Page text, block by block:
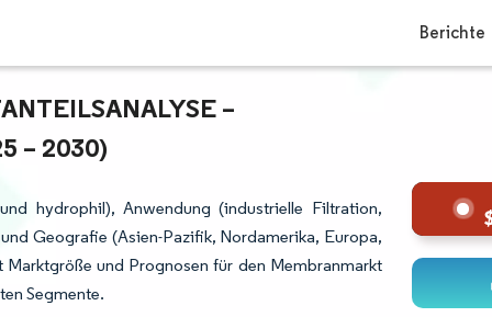
Berichte
– W
– 2030)
hydrophil), Anwendung (industrielle Filtration,
Geografie (Asien-Pazifik, Nordamerika, Europa,
und Prognosen für den Membranmarkt
Segmente.